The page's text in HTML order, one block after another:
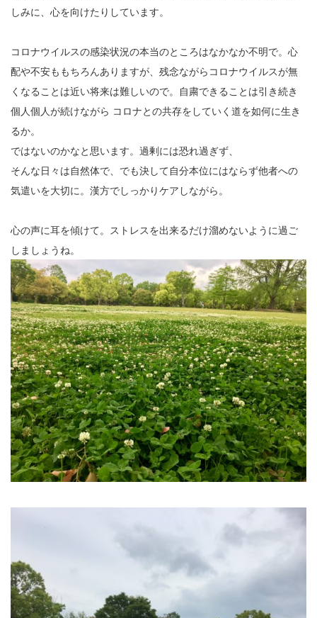
しみに、心を向けたりしています。
コロナウイルスの感染状況の本当のところはなかなか不明で。心
配や不安ももちろんありますが、残念ながらコロナウイルスが無
くなることは近い将来は難しいので。自粛できることは引き続き
個人個人が続けながら コロナとの共存をしていく道を如何に生き
るか。
ではないのかなと思います。過剰には恐れ過ぎず、
そんな日々は自然体で、でも決して自分本位にはならず他者への
気遣いを大切に。漢方でしっかりケアしながら。
心の声に耳を傾けて。ストレスを出来るだけ溜めないように過ご
しましょうね。
« 7月
アーカイブ
2026年4月
2026年2月
2025年12月
2025年10月
2025年8月
2025年5月
2025年3月
2025年1月
2024年12月
2024年10月
2024年9月
2024年8月
2024年6月
2024年5月
2024年4月
2024年1月
2023年7月